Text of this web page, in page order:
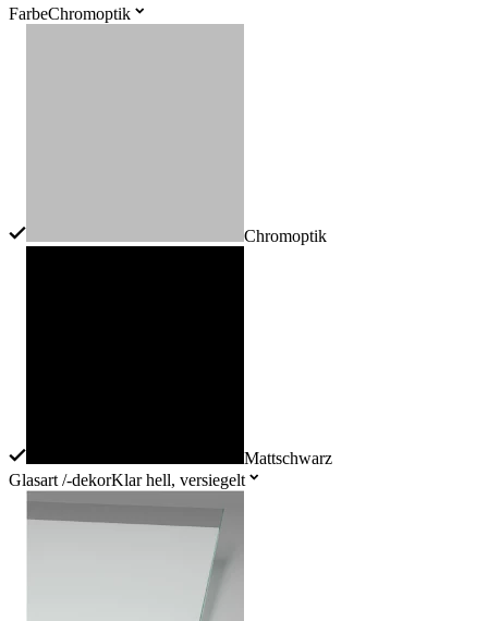
FarbeChromoptik
Chromoptik
Mattschwarz
Glasart /-dekorKlar hell, versiegelt